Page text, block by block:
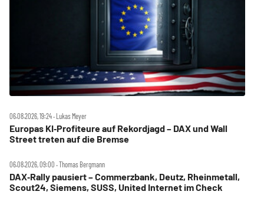
06.08.2026, 19:24 ‧ Lukas Meyer
Europas KI‑Profiteure auf Rekordjagd – DAX und Wall
Street treten auf die Bremse
06.08.2026, 09:00 ‧ Thomas Bergmann
DAX‑Rally pausiert – Commerzbank, Deutz, Rheinmetall,
Scout24, Siemens, SUSS, United Internet im Check